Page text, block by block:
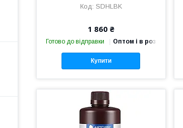
SDHLBK
1 860 ₴
Готово до відправки Оптом і в роздріб
Купити